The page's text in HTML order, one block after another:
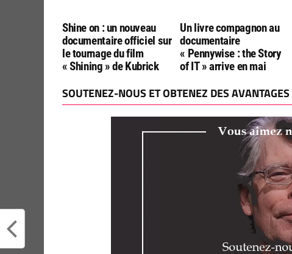
Shine on : un nouveau
documentaire officiel sur
le tournage du film
« Shining » de Kubrick
Un livre compagnon au
documentaire
« Pennywise : the Story
of IT » arrive en mai
SOUTENEZ-NOUS ET OBTENEZ DES